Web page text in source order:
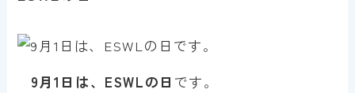
9月1日は、ESWLの日 です。